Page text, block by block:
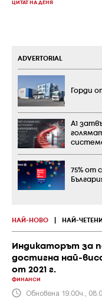
ЦИТАТ НА ДЕНЯ
НАЙ-НОВО НАЙ-ЧЕТЕНИ
Индикаторът за
достигна най-
от 2021 г.
ФИНАНСИ
Обновена 19:00ч.,
ADVERTORIAL
Горди
А1
75% от